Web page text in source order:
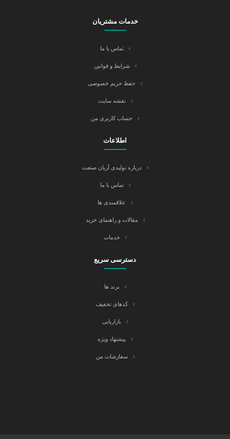
خدمات مشتریان
تماس با ما
شرایط و قوانین
حفظ حریم خصوصی
نقشه سایت
حساب کاربری من
اطلاعات
درباره تولیدی آریان صنعت
تماس با ما
علاقمندی ها
مقالات و راهنمای خرید
خدمات
دسترسی سریع
برند ها
کدهای تخفیف
بازاریابی
پیشنهاد ویژه
سفارشات من